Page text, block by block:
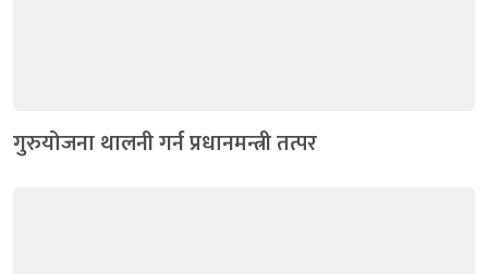
गुरुयोजना थालनी गर्न प्रधानमन्त्री तत्पर